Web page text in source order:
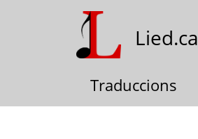
Traduccions